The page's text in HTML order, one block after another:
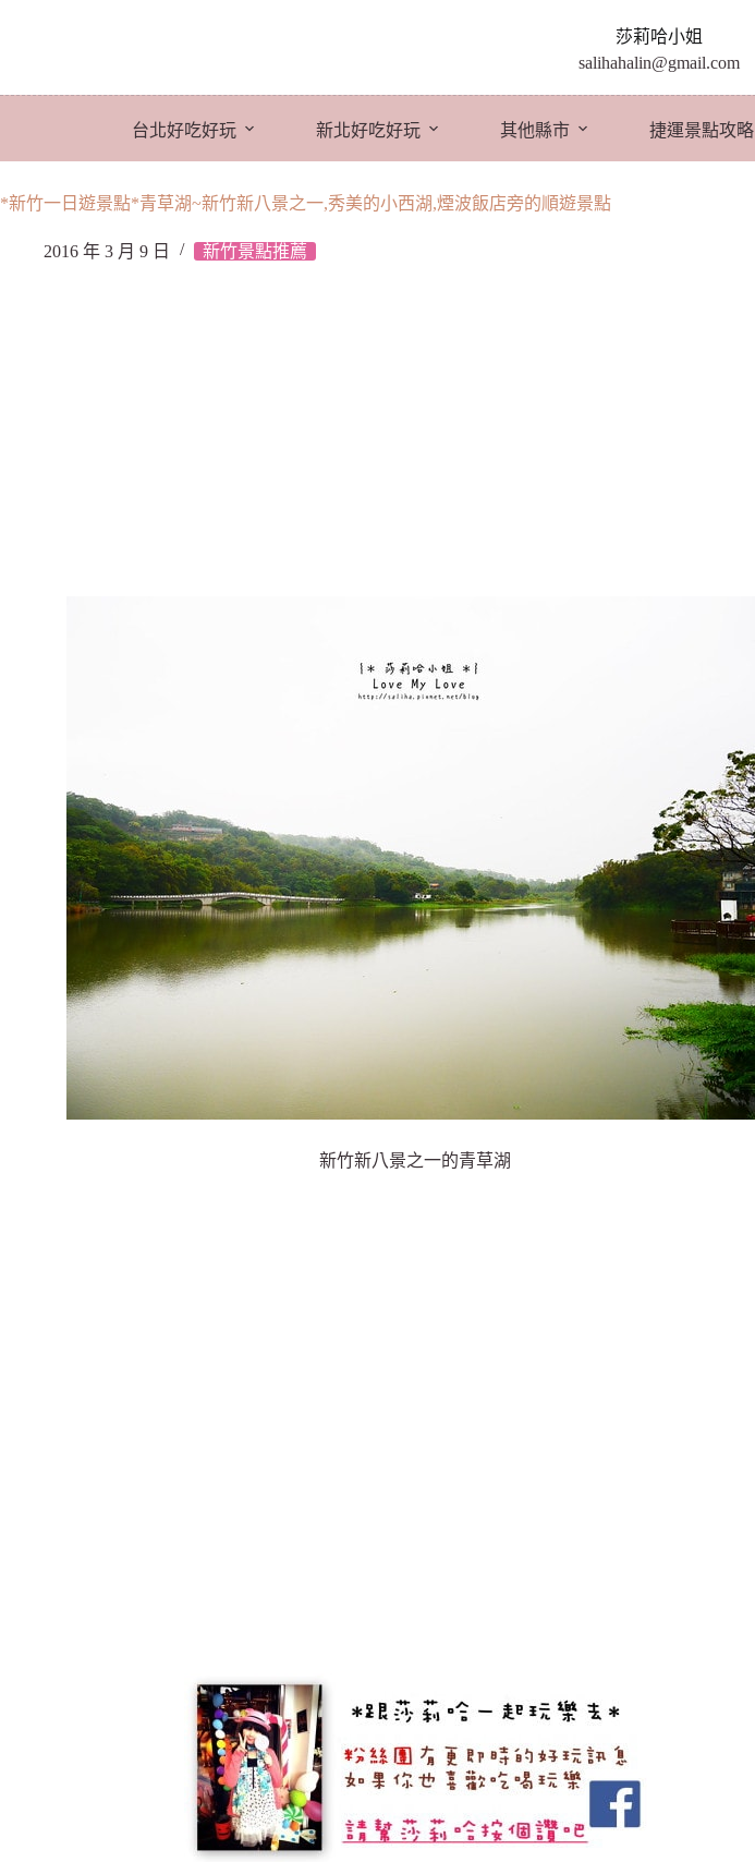
要
莎莉哈小姐
salihahalin@gmail.com
台北好吃好玩 新北好吃好玩 其他縣市 捷運景點攻略
*新竹一日遊景點*青草湖~新竹新八景之一,秀美的小西湖,煙波飯店旁的順遊景點
2016 年 3 月 9 日 新竹景點推薦
新竹新八景之一的青草湖